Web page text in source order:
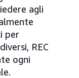
agli
per
REC
ogni